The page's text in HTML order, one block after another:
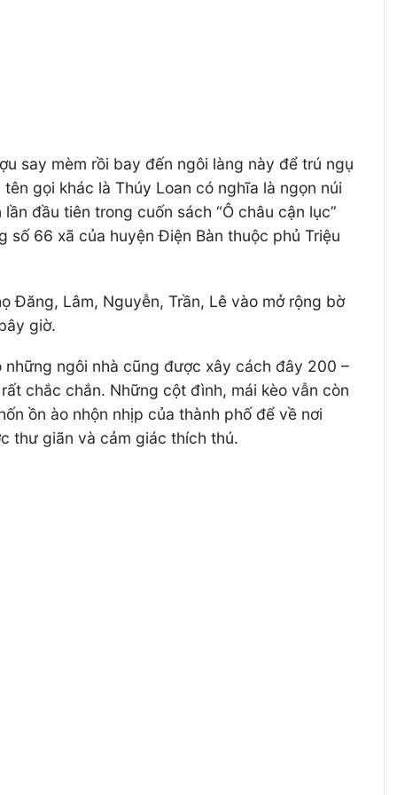
say mèm rồi bay đến ngôi làng này để trú ngụ
gọi khác là Thúy Loan có nghĩa là ngọn núi
đầu tiên trong cuốn sách “Ô châu cận lục”
số 66 xã của huyện Điện Bàn thuộc phủ Triệu
Đăng, Lâm, Nguyễn, Trần, Lê vào mở rộng bờ
giờ.
ngôi nhà cũng được xây cách đây 200 –
chắc chắn. Những cột đình, mái kèo vẫn còn
ồn ào nhộn nhịp của thành phố để về nơi
thư giãn và cảm giác thích thú.